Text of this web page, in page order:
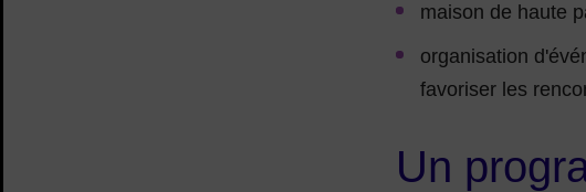
maison de haute
organisation
favoriser les
Un